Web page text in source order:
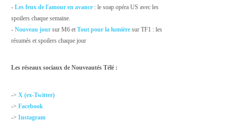
-Les feux de l'amour en avance : le soap opéra US avec les
spoilers chaque semaine.
-Nouveau jour sur M6 etTout pour la lumière sur TF1 : les
résumés et spoilers chaque jour
Les réseaux sociaux de Nouveautés Télé :
->X (ex-Twitter)
->Facebook
->Instagram